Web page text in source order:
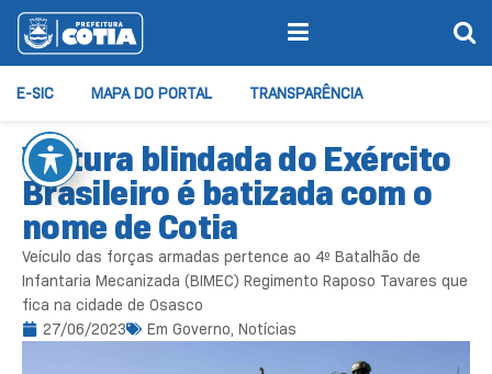
E-SIC MAPA DO PORTAL TRANSPARÊNCIA
Viatura blindada do Exército
Brasileiro é batizada com o
nome de Cotia
Veículo das forças armadas pertence ao 4º Batalhão de
Infantaria Mecanizada (BIMEC) Regimento Raposo Tavares que
fica na cidade de Osasco
27/06/2023
Em Governo, Notícias